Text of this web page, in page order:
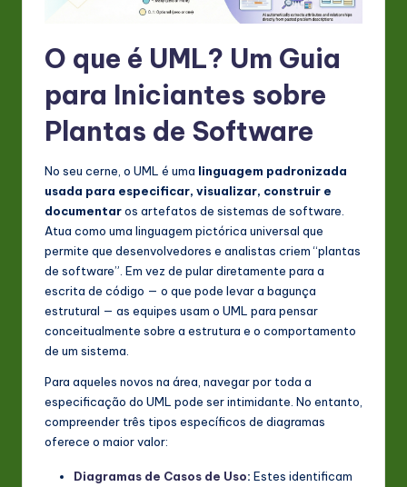
&
ft
w
In
o
ti
O que é UML? Um Guia
para Iniciantes sobre
Plantas de Software
No seu cerne, o UML é uma linguagem padronizada
usada para especificar, visualizar, construir e
documentaros artefatos de sistemas de software.
Atua como uma linguagem pictórica universal que
permite que desenvolvedores e analistas criem “plantas
de software”. Em vez de pular diretamente para a
escrita de código — o que pode levar a bagunça
estrutural — as equipes usam o UML para pensar
conceitualmente sobre a estrutura e o comportamento
de um sistema.
Para aqueles novos na área, navegar por toda a
especificação do UML pode ser intimidante. No entanto,
compreender três tipos específicos de diagramas
oferece o maior valor:
Diagramas de Casos de Uso: Estes identificam